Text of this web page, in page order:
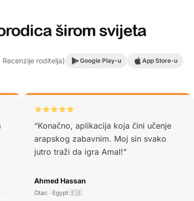
širom svijeta
Recenzije roditelja) Google Play-u App Store-u
“Konačno, aplikacija koja čini učenje
arapskog zabavnim. Moj sin svako
jutro traži da igra Amal!”
Ahmed Hassan
Otac · Egypt 🇪🇬